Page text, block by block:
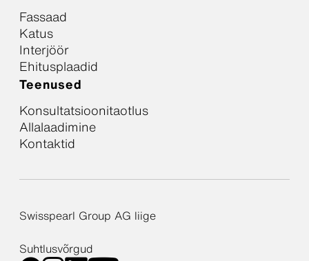
Fassaad
Katus
Interjöör
Ehitusplaadid
Teenused
Konsultatsioonitaotlus
Allalaadimine
Kontaktid
Swisspearl Group AG liige
Suhtlusvõrgud